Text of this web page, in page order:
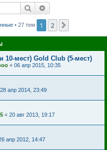
Поиск
• 27 тем 1 2
10-мест) Gold Club (5-мест)
« 06 апр 2015, 10:35
28 апр 2014, 23:49
« 20 авг 2013, 19:17
апр 2012, 14:47